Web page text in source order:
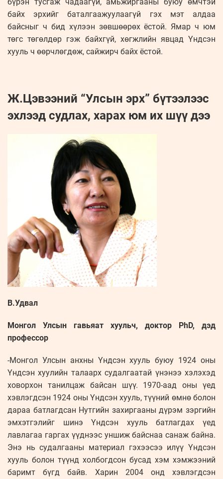
байх эрхийг баталгаажуулаагүй гэх мэт алдаа
байсныг ч бид хүлээн зөвшөөрөх ёстой. Ямар ч юм
төгс төгөлдөр гэж байхгүй, хөгжлийн явцад Үндсэн
хууль ч өөрчлөгдөж, сайжирч байх ёстой.
Ж.Цэвээний “Улсын эрх” бүтээлээс
эхлээд судлах, харах юм их шүү дээ
В.Удвал
Монгол Улсын гавьяат хуульч, доктор PhD, дэд
профессор
-Монгол Улсын анхны Үндсэн хууль буюу 1924 оны
Үндсэн хуулийн талаарх судалгаатай үнэнээ хэлэхэд
ховорхон танилцаж байсан шүү. 1970-аад оны үед
хэвлэгдсэн 1924 оны Үндсэн хууль, түүний өмнө болон
дараа батлагдсан Нутгийн захиргааны дүрэм зэргийн
эмхэтгэлийг шинэ Үндсэн хууль батлагдах үед
лавлагаа гаргах үүднээс уншиж байснаа санаж байна.
Энэ нь судалгааны материал гэхээсээ илүү Үндсэн
хууль болон түүнд холбогдсон бусад хэм хэмжээний
баримт бүгд байв. Харин 2004 онд хэвлэгдсэн